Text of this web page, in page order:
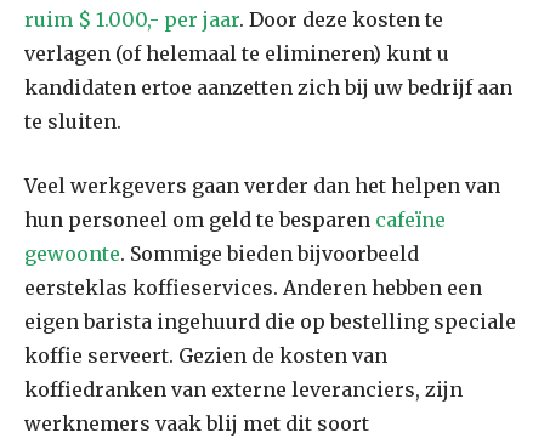
ruim $ 1.000,- per jaar. Door deze kosten te
verlagen (of helemaal te elimineren) kunt u
kandidaten ertoe aanzetten zich bij uw bedrijf aan
te sluiten.
Veel werkgevers gaan verder dan het helpen van
hun personeel om geld te besparen cafeïne
gewoonte. Sommige bieden bijvoorbeeld
eersteklas koffieservices. Anderen hebben een
eigen barista ingehuurd die op bestelling speciale
koffie serveert. Gezien de kosten van
koffiedranken van externe leveranciers, zijn
werknemers vaak blij met dit soort